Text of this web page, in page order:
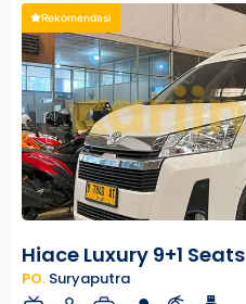
Rekomendasi
Hiace Luxury 9+1 Seats
PO. Suryaputra